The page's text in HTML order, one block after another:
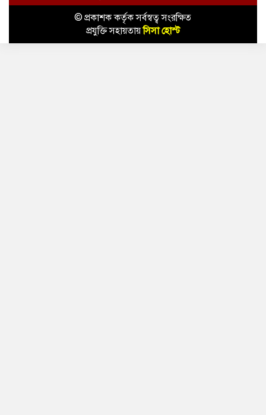
© প্রকাশক কর্তৃক সর্বস্বত্ব সংরক্ষিত
প্রযুক্তি সহায়তায়সিসা হোস্ট